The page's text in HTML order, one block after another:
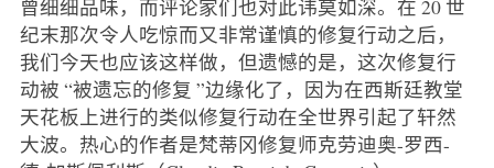
曾细细品味，而评论家们也对此讳莫如深。在 20 世
纪末那次令人吃惊而又非常谨慎的修复行动之后，
我们今天也应该这样做，但遗憾的是，这次修复行
动被 “被遗忘的修复 ”边缘化了，因为在西斯廷教堂
天花板上进行的类似修复行动在全世界引起了轩然
大波。热心的作者是梵蒂冈修复师克劳迪奥-罗西-